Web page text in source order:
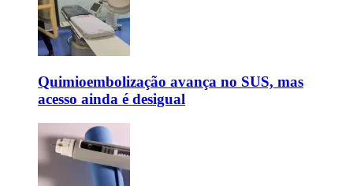
Quimioembolização avança no SUS, mas
acesso ainda é desigual